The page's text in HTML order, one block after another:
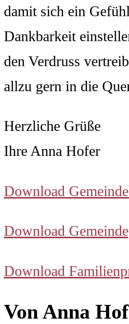
damit sich ein
Dankbarkeit
den Verdruss
allzu gern in die
Herzliche Grüße
Ihre Anna Hofer
Download
Download
Download
Von Anna